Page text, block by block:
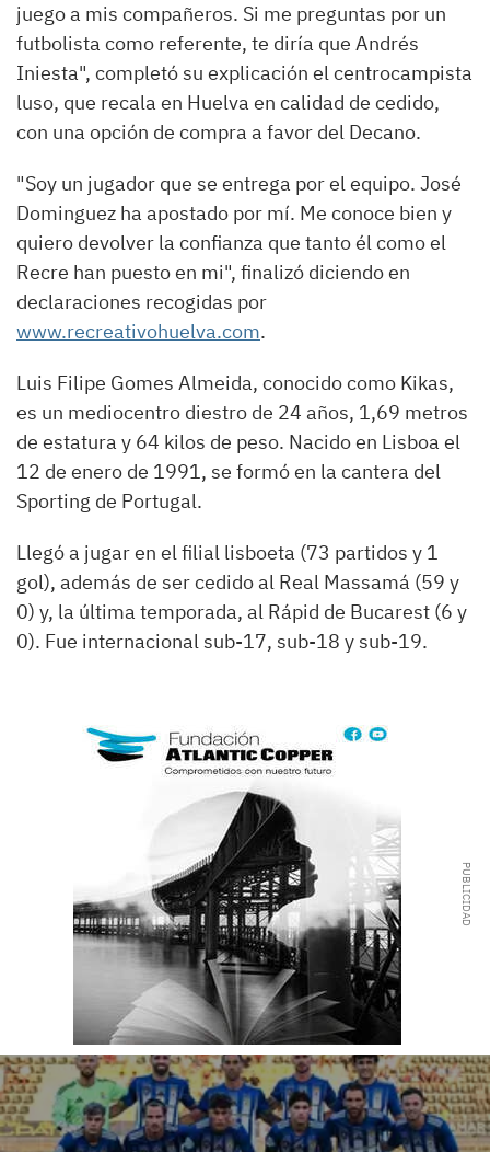
juego a mis compañeros. Si me preguntas por un
futbolista como referente, te diría que Andrés
Iniesta", completó su explicación el centrocampista
luso, que recala en Huelva en calidad de cedido,
con una opción de compra a favor del Decano.
"Soy un jugador que se entrega por el equipo. José
Dominguez ha apostado por mí. Me conoce bien y
quiero devolver la confianza que tanto él como el
Recre han puesto en mi", finalizó diciendo en
declaraciones recogidas por
www.recreativohuelva.com.
Luis Filipe Gomes Almeida, conocido como Kikas,
es un mediocentro diestro de 24 años, 1,69 metros
de estatura y 64 kilos de peso. Nacido en Lisboa el
12 de enero de 1991, se formó en la cantera del
Sporting de Portugal.
Llegó a jugar en el filial lisboeta (73 partidos y 1
gol), además de ser cedido al Real Massamá (59 y
0) y, la última temporada, al Rápid de Bucarest (6 y
0). Fue internacional sub-17, sub-18 y sub-19.